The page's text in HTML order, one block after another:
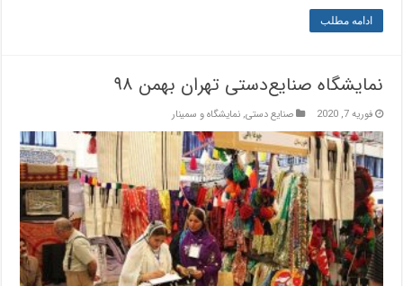
ادامه مطلب
نمایشگاه صنایع‌دستی تهران بهمن ۹۸
فوریه 7, 2020 صنایع دستی,نمایشگاه و سمینار